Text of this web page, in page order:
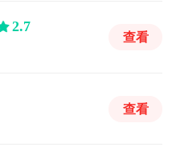
2.7
查看
查看